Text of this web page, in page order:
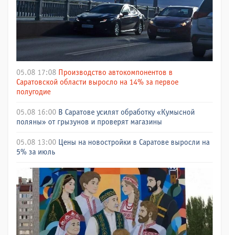
05.08 17:08 Производство автокомпонентов в
Саратовской области выросло на 14% за первое
полугодие
05.08 16:00 В Саратове усилят обработку «Кумысной
поляны» от грызунов и проверят магазины
05.08 13:00
Цены на новостройки в Саратове выросли на
5% за июль